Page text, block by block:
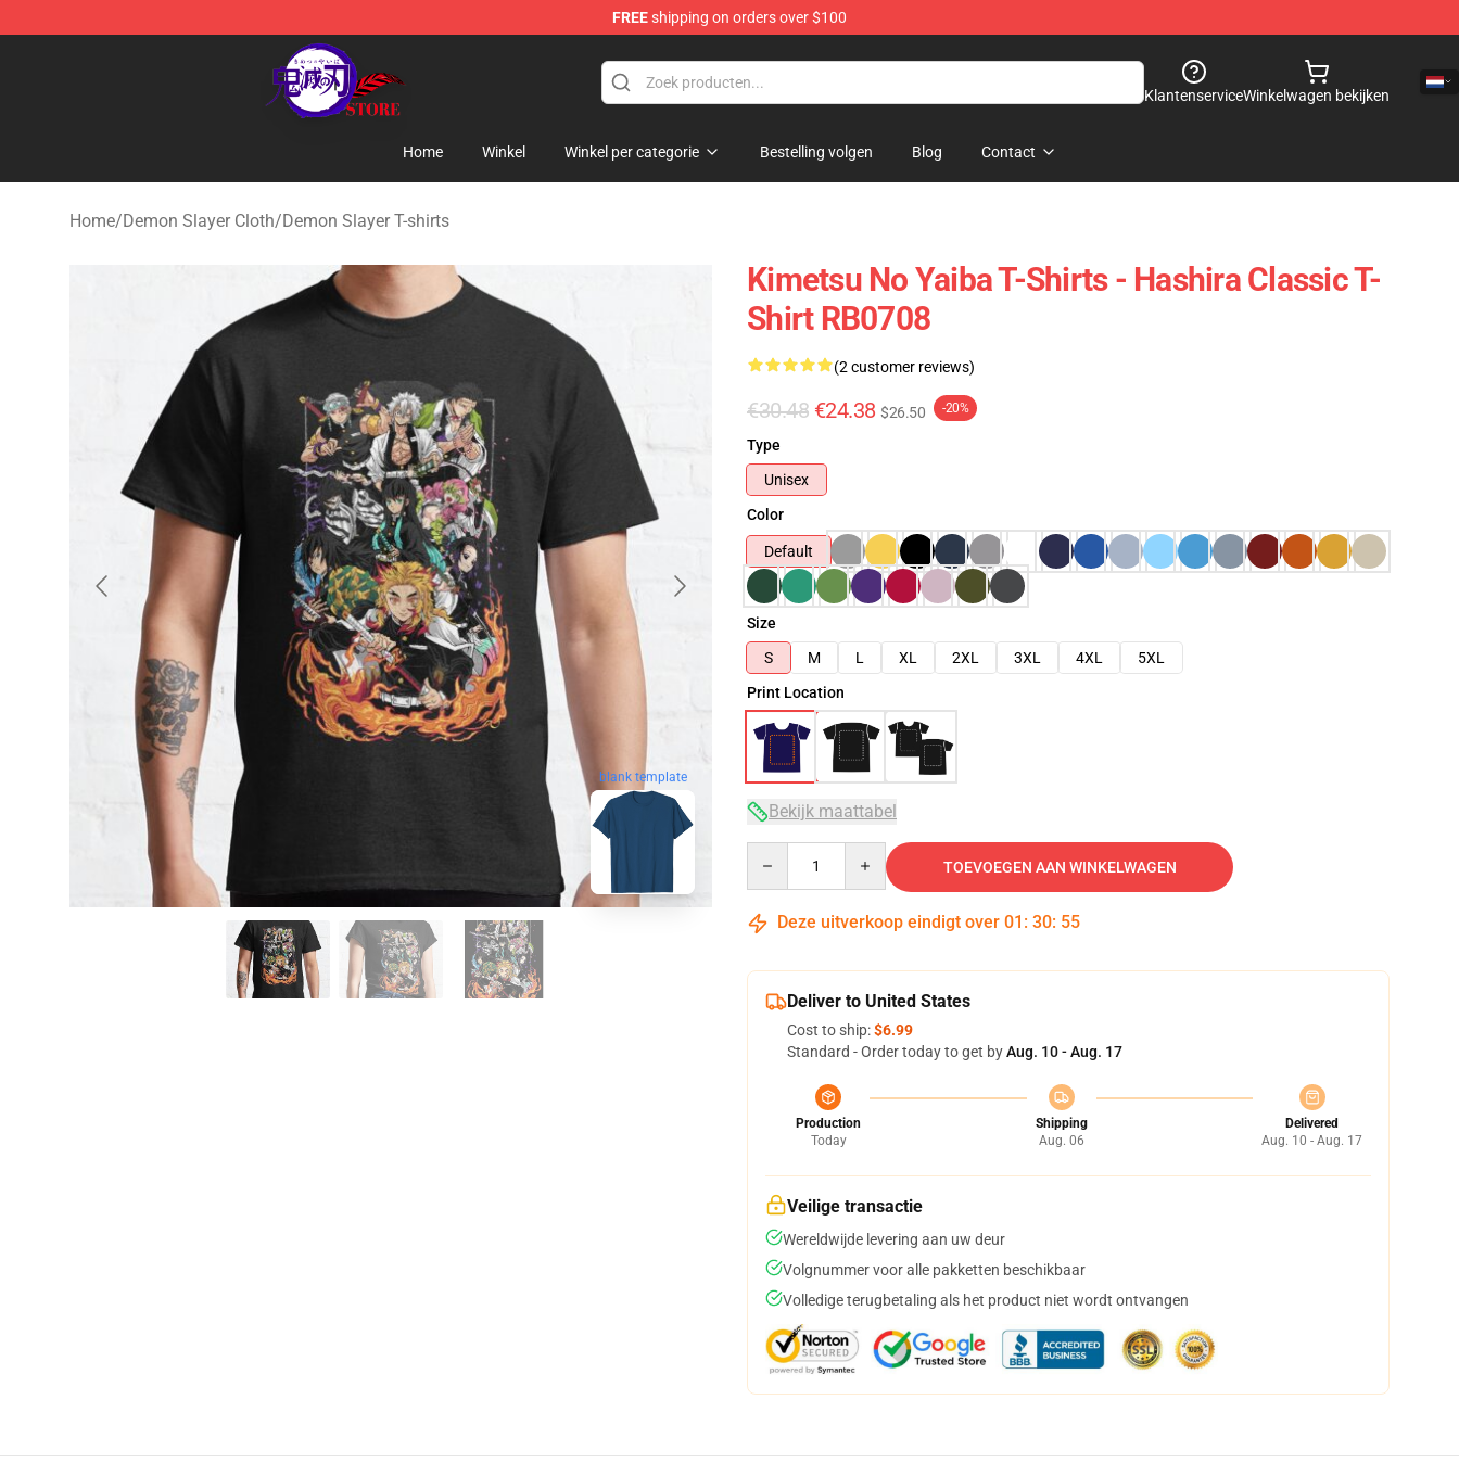
FREEshipping on orders over $100
Kimetsu no Yaiba Store - Official Kimetsu no Yaiba Merchandise Shop
KlantenserviceWinkelwagen bekijken
Home Winkel Winkel per categorie Bestelling volgen Blog Contact
Home/Demon Slayer Cloth/Demon Slayer T-shirts
blank template
Kimetsu No Yaiba T-Shirts - Hashira Classic T-
Shirt RB0708
(2 customer reviews)
€30.48 €24.38 $26.50 -20%
Type
Unisex
Color
Default
Size
S
M L XL 2XL 3XL 4XL
5XL
Print Location
Bekijk maattabel
TOEVOEGEN AAN WINKELWAGEN
Deze uitverkoop eindigt over 01 : 30: 54
Deliver to United States
Cost to ship:$6.99
Standard - Order today to get byAug. 10 - Aug. 17
Production
Today
Shipping
Aug. 06
Delivered
Aug. 10 - Aug. 17
Veilige transactie
Wereldwijde levering aan uw deur
Volgnummer voor alle pakketten beschikbaar
Volledige terugbetaling als het product niet wordt ontvangen